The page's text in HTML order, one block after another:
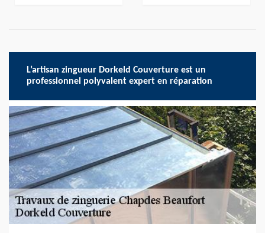
L’artisan zingueur Dorkeld Couverture est un
professionnel polyvalent expert en réparation